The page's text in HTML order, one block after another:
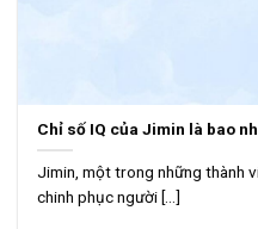
Chỉ số IQ của Jimin là bao
Jimin, một trong những thành
chinh phục người [...]